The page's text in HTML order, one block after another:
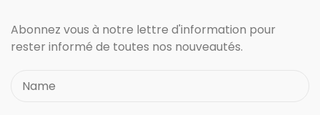
Abonnez vous à notre lettre d'information pour
rester informé de toutes nos nouveautés.